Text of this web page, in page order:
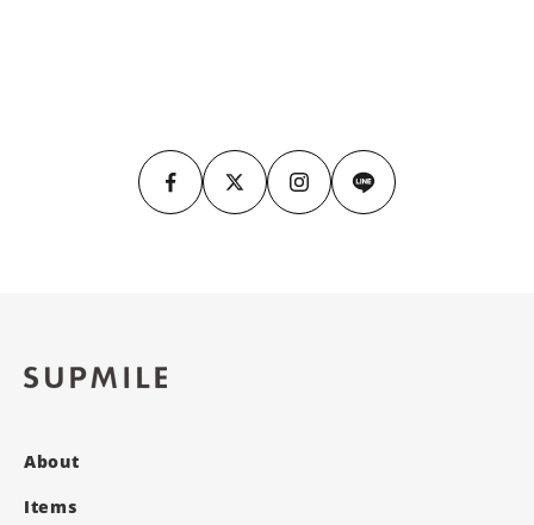
About
Items